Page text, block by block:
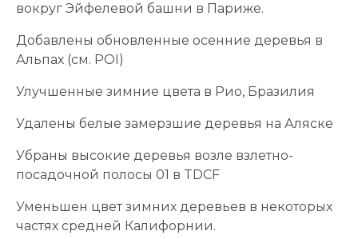
вокруг Эйфелевой башни в Париже.
Добавлены обновленные осенние деревья в
Альпах (см. POI)
Улучшенные зимние цвета в Рио, Бразилия
Удалены белые замерзшие деревья на Аляске
Убраны высокие деревья возле взлетно-
посадочной полосы 01 в TDCF
Уменьшен цвет зимних деревьев в некоторых
частях средней Калифорнии.